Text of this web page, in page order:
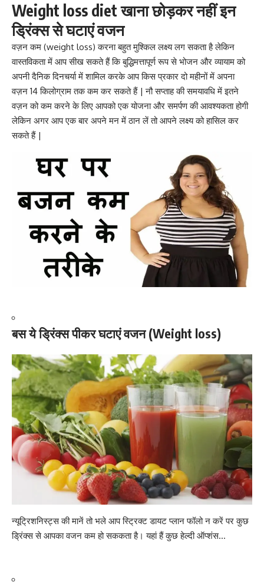
Weight loss diet खाना छोड़कर नहीं इन
ड्रिंक्स से घटाएं वजन
वज़न कम (weight loss) करना बहुत मुश्किल लक्ष्य लग सकता है लेकिन
वास्तविकता में आप सीख सकते हैं कि बुद्धिमत्तापूर्ण रूप से भोजन और व्यायाम को
अपनी दैनिक दिनचर्या में शामिल करके आप किस प्रकार दो महीनों में अपना
वज़न 14 किलोग्राम तक कम कर सकते हैं | नौ सप्ताह की समयावधि में इतने
वज़न को कम करने के लिए आपको एक योजना और समर्पण की आवश्यकता होगी
लेकिन अगर आप एक बार अपने मन में ठान लें तो आपने लक्ष्य को हासिल कर
सकते हैं |
बस ये ड्रिंक्स पीकर घटाएं वजन (Weight loss)
न्यूट्रिशनिस्ट्स की मानें तो भले आप स्ट्रिक्ट डायट प्लान फॉलो न करें पर कुछ
ड्रिंक्स से आपकावजन कम हो सककता है। यहां हैं कुछ हेल्दी ऑप्शंस…